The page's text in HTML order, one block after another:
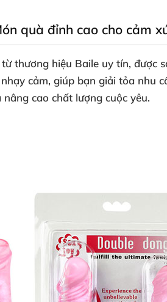
quà đỉnh cao cho cảm
thương hiệu Baile uy tín, được
cảm, giúp bạn giải tỏa nhu
cao chất lượng cuộc yêu.